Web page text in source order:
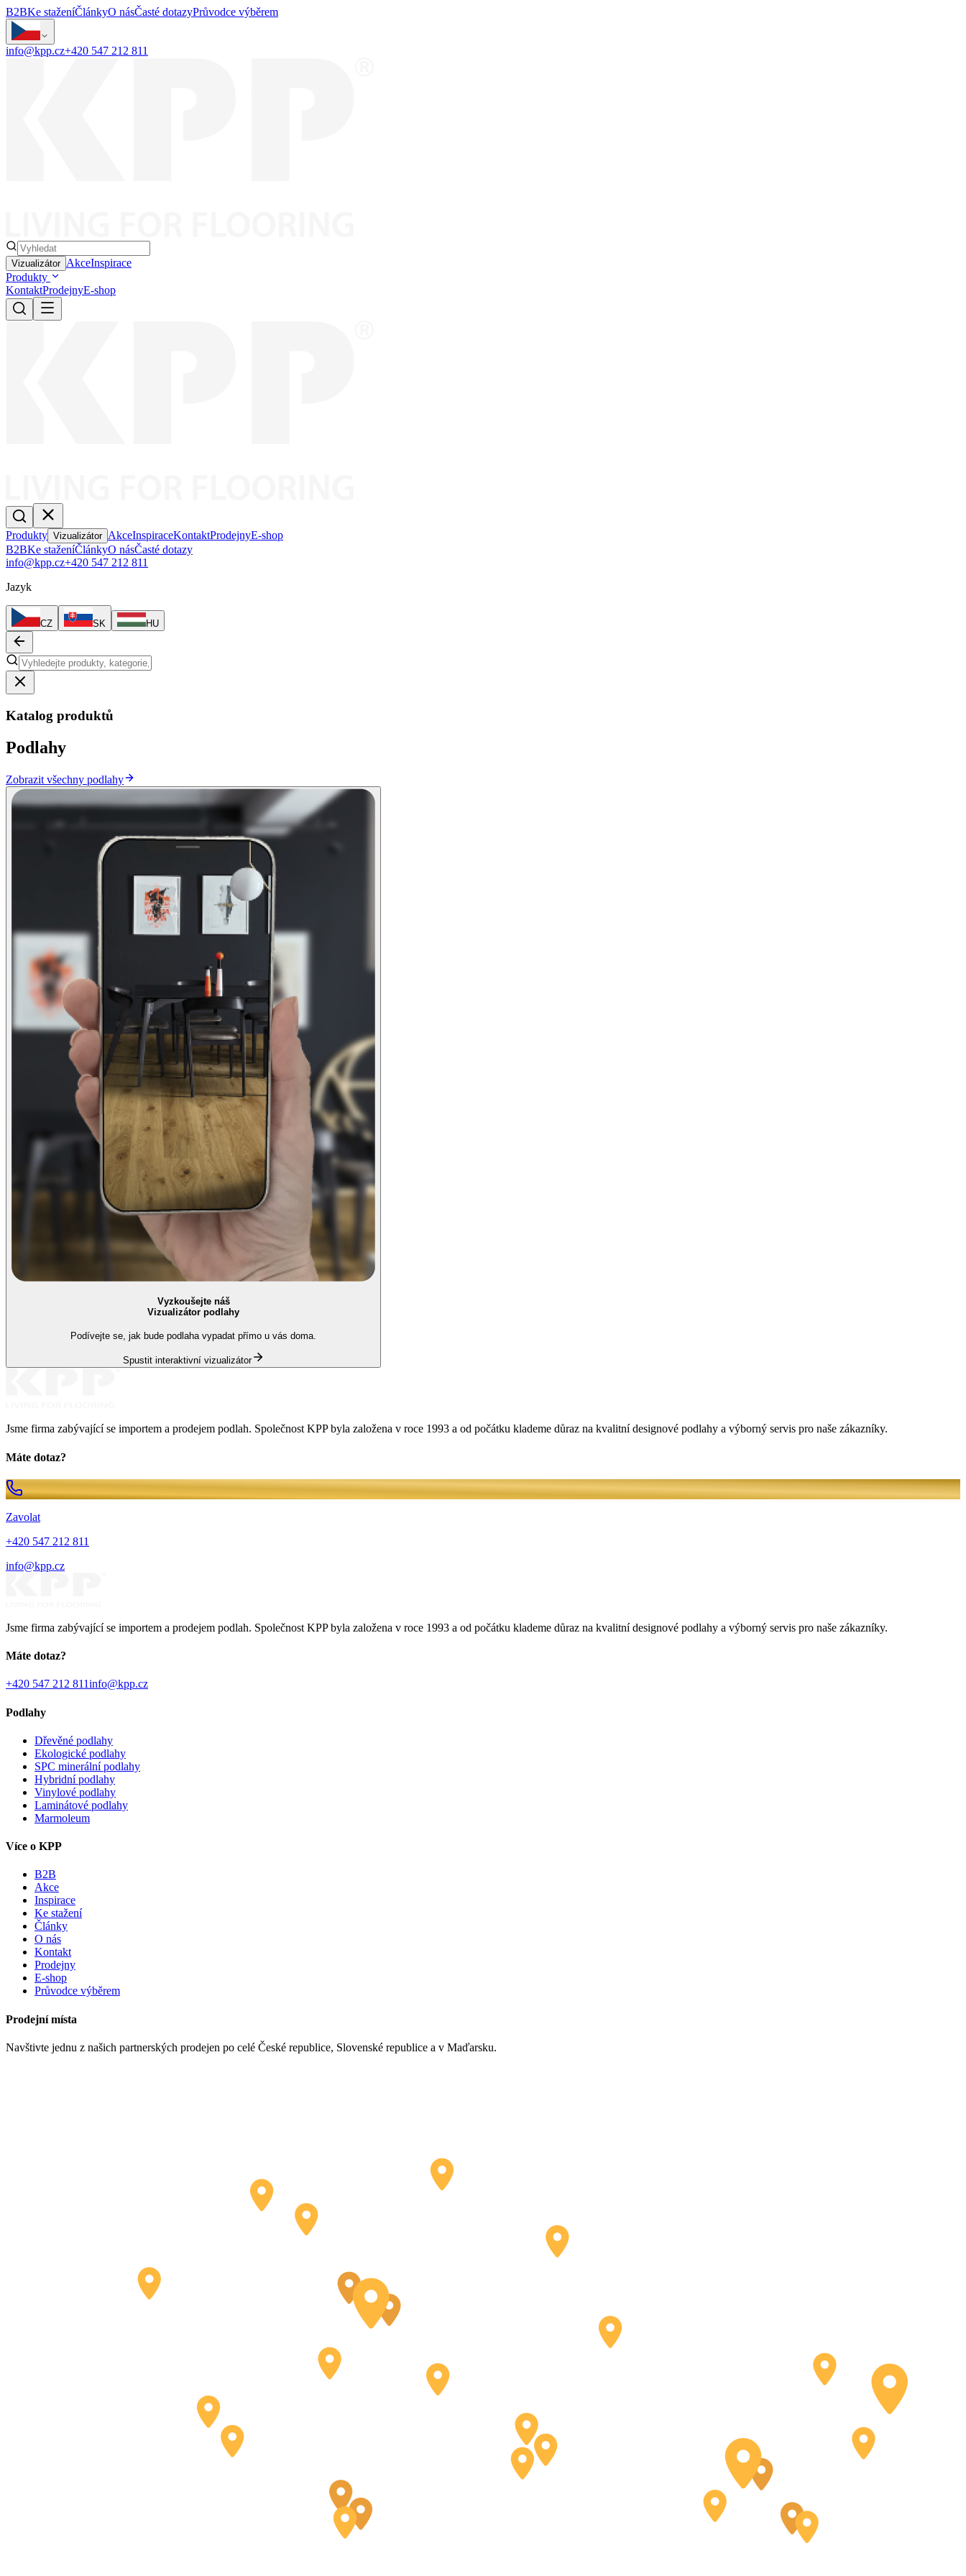
B2BKe staženíČlánkyO násČasté dotazyPrůvodce výběrem
info@kpp.cz+420 547 212 811
Vizualizátor AkceInspirace
Produkty
KontaktProdejnyE-shop
Produkty Vizualizátor AkceInspiraceKontaktProdejnyE-shop
B2BKe staženíČlánkyO násČasté dotazy
info@kpp.cz+420 547 212 811
Jazyk
CZ SK HU
Katalog produktů
Podlahy
Zobrazit všechny podlahy
Vyzkoušejte náš
Vizualizátor podlahy
Podívejte se, jak bude podlaha vypadat přímo u vás doma.
Spustit interaktivní vizualizátor
Jsme firma zabývající se importem a prodejem podlah. Společnost KPP byla založena v roce 1993 a od počátku klademe důraz na kvalitní designové podlahy a výborný servis pro naše zákazníky.
Máte dotaz?
Zavolat
+420 547 212 811
info@kpp.cz
Jsme firma zabývající se importem a prodejem podlah. Společnost KPP byla založena v roce 1993 a od počátku klademe důraz na kvalitní designové podlahy a výborný servis pro naše zákazníky.
Máte dotaz?
+420 547 212 811info@kpp.cz
Podlahy
Dřevěné podlahy
Ekologické podlahy
SPC minerální podlahy
Hybridní podlahy
Vinylové podlahy
Laminátové podlahy
Marmoleum
Více o KPP
B2B
Akce
Inspirace
Ke stažení
Články
O nás
Kontakt
Prodejny
E-shop
Průvodce výběrem
Prodejní místa
Navštivte jednu z našich partnerských prodejen po celé České republice, Slovenské republice a v Maďarsku.